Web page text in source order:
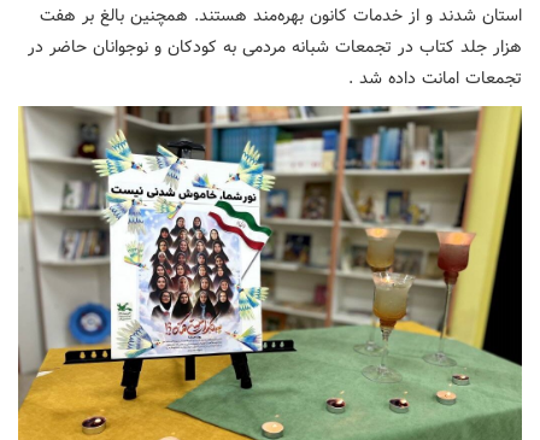
استان شدند و از خدمات کانون بهره‌مند هستند. همچنین بالغ بر هفت
هزار جلد کتاب در تجمعات شبانه مردمی به کودکان و نوجوانان حاضر در
تجمعات امانت داده شد .